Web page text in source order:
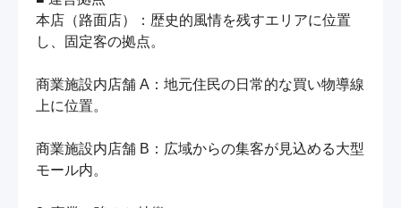
本店（路面店）：歴史的風情を残すエリアに位置
し、固定客の拠点。
商業施設内店舗 A：地元住民の日常的な買い物導線
上に位置。
商業施設内店舗 B：広域からの集客が見込める大型
モール内。